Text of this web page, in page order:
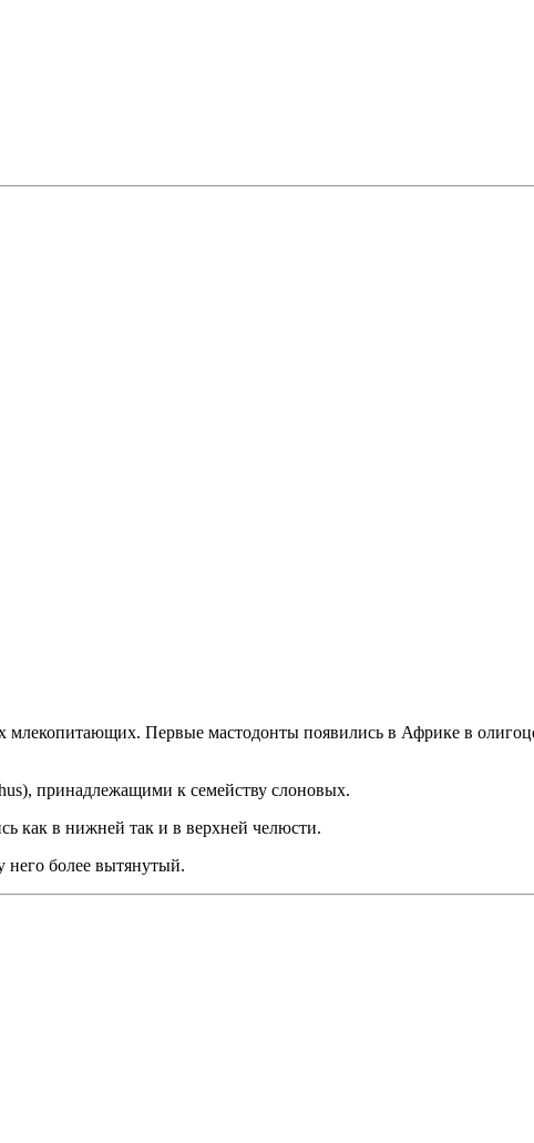
Первые мастодонты появились в Африке в
принадлежащими к семейству слоновых.
как в нижней так и в верхней челюсти.
более вытянутый.